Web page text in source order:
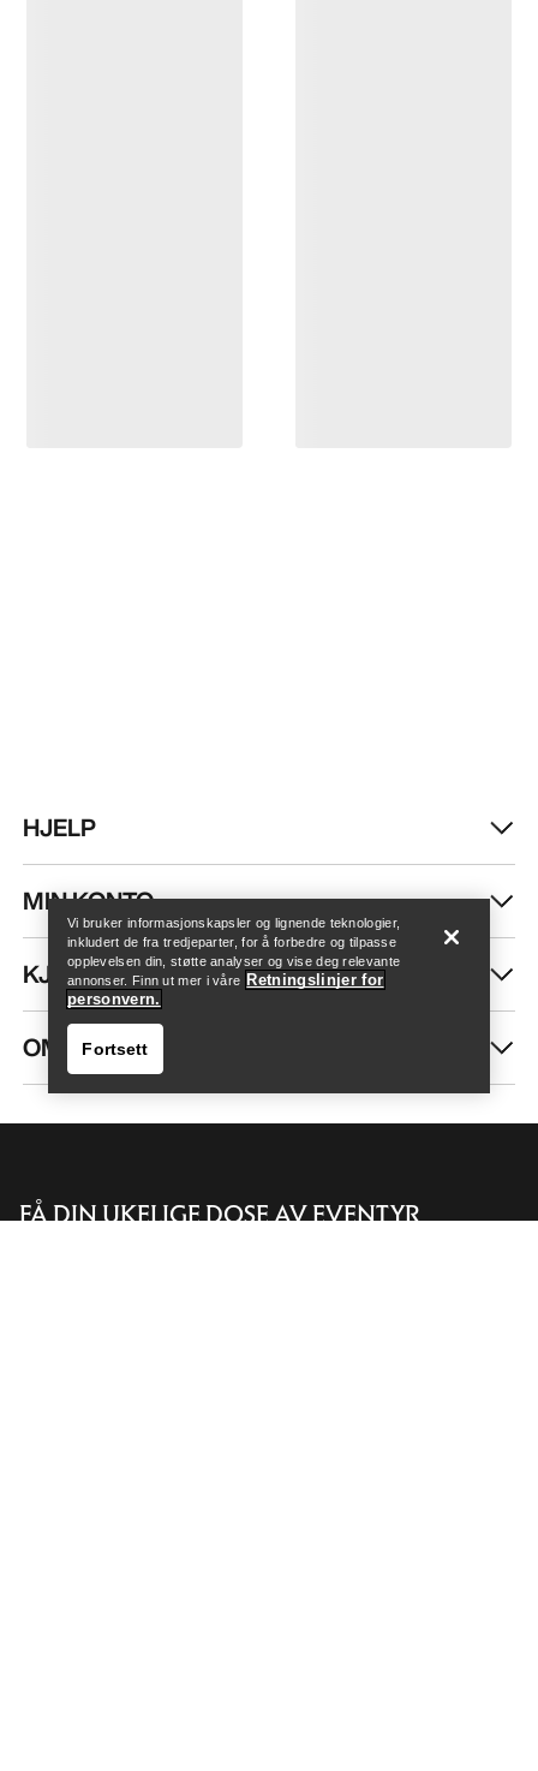
Finn butikk Help
Finn butikk
HJELP
MIN KONTO
KJØP MER
OM OSS
FÅ DIN UKELIGE DOSE AV EVENTYR
Vi bruker informasjonskapsler og lignende teknologier,
inkludert de fra tredjeparter, for å forbedre og tilpasse
opplevelsen din, støtte analyser og vise deg relevante
annonser. Finn ut mer i våre Retningslinjer for
personvern.
Fortsett